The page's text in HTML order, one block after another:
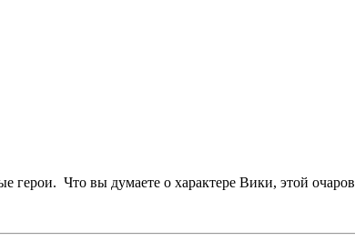
Что вы думаете о характере Вики, этой